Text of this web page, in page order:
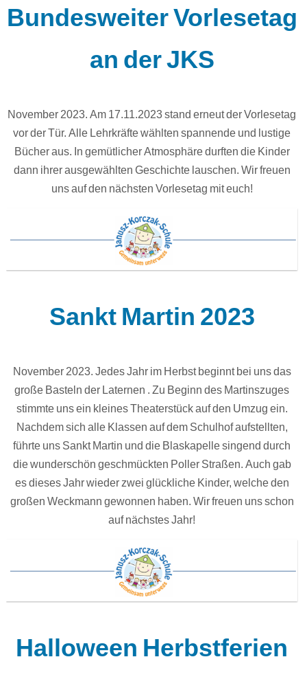
Bundesweiter Vorlesetag
an der JKS
November 2023. Am 17.11.2023 stand erneut der Vorlesetag
vor der Tür. Alle Lehrkräfte wählten spannende und lustige
Bücher aus. In gemütlicher Atmosphäre durften die Kinder
dann ihrer ausgewählten Geschichte lauschen. Wir freuen
uns auf den nächsten Vorlesetag mit euch!
Sankt Martin 2023
November 2023. Jedes Jahr im Herbst beginnt bei uns das
große Basteln der Laternen . Zu Beginn des Martinszuges
stimmte uns ein kleines Theaterstück auf den Umzug ein.
Nachdem sich alle Klassen auf dem Schulhof aufstellten,
führte uns Sankt Martin und die Blaskapelle singend durch
die wunderschön geschmückten Poller Straßen. Auch gab
es dieses Jahr wieder zwei glückliche Kinder, welche den
großen Weckmann gewonnen haben. Wir freuen uns schon
auf nächstes Jahr!
Halloween Herbstferien